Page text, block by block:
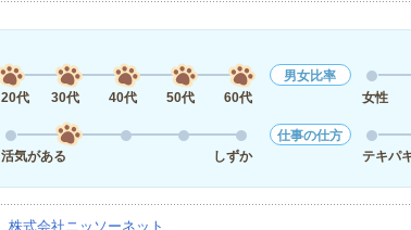
20代
30代 40代 50代 60代
男女比率
女性
活気がある
しずか
仕事の仕方
テキパ
株式会社ニッソーネット